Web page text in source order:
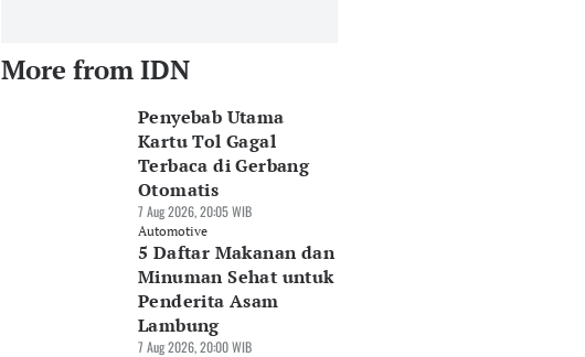
More from IDN
Penyebab Utama
Kartu Tol Gagal
Terbaca di Gerbang
Otomatis
7 Aug 2026, 20:05 WIB
Automotive
5 Daftar Makanan dan
Minuman Sehat untuk
Penderita Asam
Lambung
7 Aug 2026, 20:00 WIB